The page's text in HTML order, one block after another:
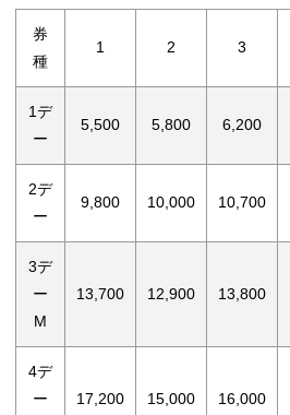
券
種
1 2 3
1デ
ー
5,500 5,800 6,200
2デ
ー
9,800 10,000 10,700
3デ
ー
M
13,700 12,900 13,800
4デ
ー
17,200 15,000 16,000